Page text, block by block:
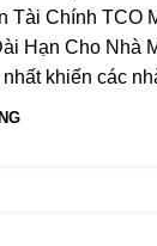
Tài Chính TCO
Hạn Cho Nhà
khiến các